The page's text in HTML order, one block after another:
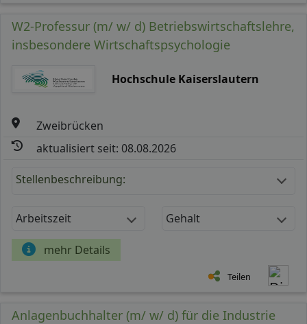
W2-Professur (m/ w/ d) Betriebswirtschaftslehre,
insbesondere Wirtschaftspsychologie
Hochschule Kaiserslautern
Zweibrücken
aktualisiert seit: 08.08.2026
Stellenbeschreibung:
Arbeitszeit Gehalt
mehr Details
Teilen
Anlagenbuchhalter (m/ w/ d) für die Industrie